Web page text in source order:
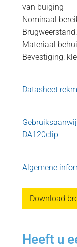
van buiging
Nominaal
Materiaal
Bevestiging:
Datasheet
DA120clip
Algemene
Download
Heeft u